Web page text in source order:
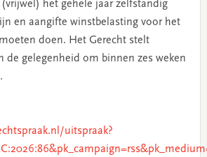
het gehele jaar zelfstandig
en aangifte winstbelasting voor het
doen. Het Gerecht stelt
de gelegenheid om binnen zes weken
uitspraak?